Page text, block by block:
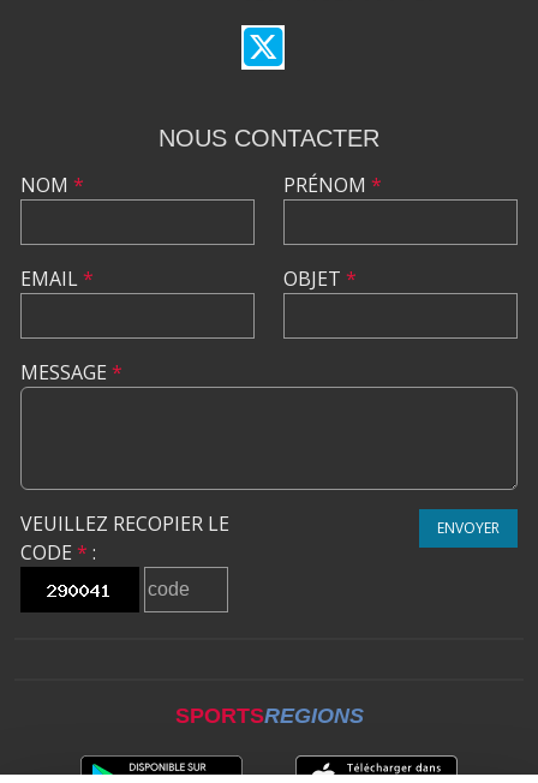
NOUS CONTACTER
NOM *
EMAIL*
PRÉNOM *
OBJET *
MESSAGE *
VEUILLEZ RECOPIER LE
CODE * :
ENVOYER
SPORTSREGIONS